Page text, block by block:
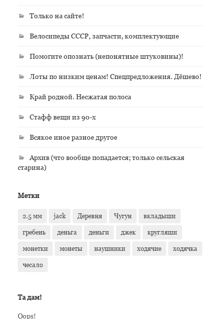
Только на сайте!
Велосипеды СССР, запчасти, комплектующие
Помогите опознать (непонятные штуковины)!
Лоты по низким ценам! Спецпредложения. Дёшево!
Край родной. Несжатая полоса
Стафф вещи из 90-х
Всякое иное разное другое
Архив (что вообще попадается; только сельская
старина)
Метки
2.5 мм jack Деревня Чугун вкладыши
гребень деньга деньги джек кругляши
монетки монеты наушники ходячие ходячка
чесало
Та дам!
Oops!